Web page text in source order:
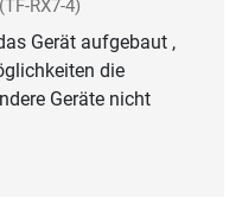
(TF-RX7-4)
Gerät aufgebaut ,
die
Geräte nicht